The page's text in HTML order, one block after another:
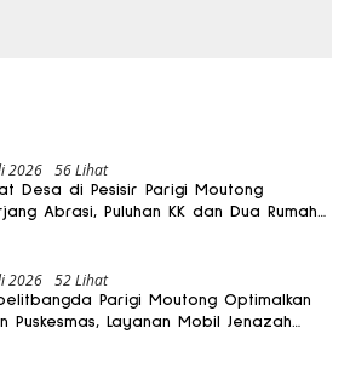
2026 56 Lihat
Desa di Pesisir Parigi Moutong
Abrasi, Puluhan KK dan Dua Rumah
2026 52 Lihat
Parigi Moutong Optimalkan
Puskesmas, Layanan Mobil Jenazah